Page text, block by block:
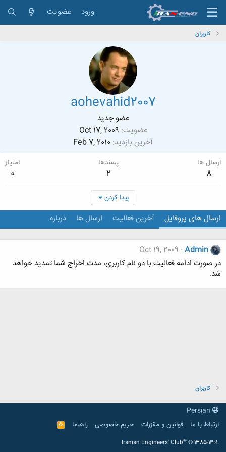
ورود عضویت
کاربران
aohevahid2007
عضو جدید
عضویت Oct 17, 2009
آخرین بازدید Feb 7, 2010
ارسال ها
8
پسندها
2
امتیاز
0
پیدا کردن
ارسال های پروفایل آخرین فعالیت ارسال ها درباره
Admin
Oct 19, 2009
در صورت ادامه فعالیت با دو نام کاربری، مدت اخراج شما تمدید خواهد
شد.
کاربران
ارتباط با ما
قوانین و مقرّرات حریم خصوصی راهنما
R
S
Iranian Engineers' Club® © 1385-1401.